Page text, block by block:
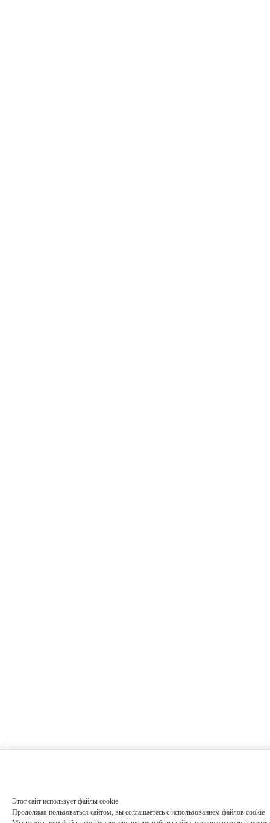
Этот сайт использует файлы cookie
Продолжая пользоваться сайтом, вы соглашаетесь с использованием файлов cookie